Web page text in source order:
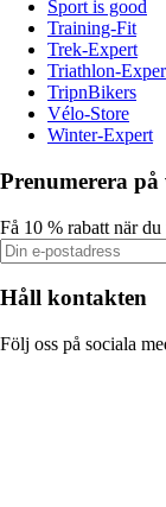
Sport is good
Training-Fit
Trek-Expert
Triathlon-
TripnBikers
Vélo-Store
Winter-Expert
Prenumerera
Få 10 % rabatt när
Håll kontakten
Följ oss på sociala